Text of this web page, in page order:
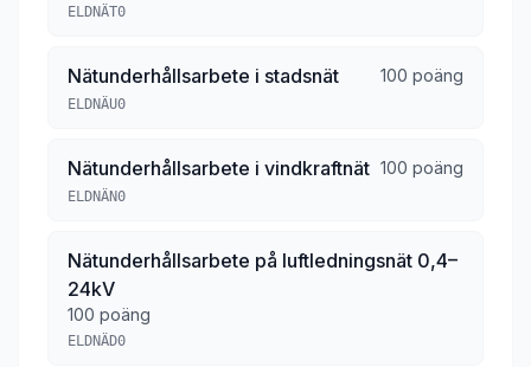
ELDNÄT0
Nätunderhållsarbete i stadsnät 100 poäng
ELDNÄU0
Nätunderhållsarbete i vindkraftnät 100 poäng
ELDNÄN0
Nätunderhållsarbete på luftledningsnät 0,4–
24kV
100 poäng
ELDNÄD0